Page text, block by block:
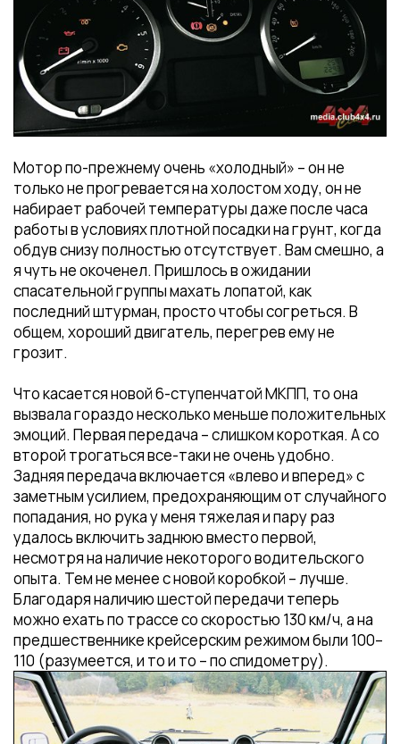
Мотор по-прежнему очень «холодный» – он не
только не прогревается на холостом ходу, он не
набирает рабочей температуры даже после часа
работы в условиях плотной посадки на грунт, когда
обдув снизу полностью отсутствует. Вам смешно, а
я чуть не окоченел. Пришлось в ожидании
спасательной группы махать лопатой, как
последний штурман, просто чтобы согреться. В
общем, хороший двигатель, перегрев ему не
грозит.
Что касается новой 6-ступенчатой МКПП, то она
вызвала гораздо несколько меньше положительных
эмоций. Первая передача – слишком короткая. А со
второй трогаться все-таки не очень удобно.
Задняя передача включается «влево и вперед» с
заметным усилием, предохраняющим от случайного
попадания, но рука у меня тяжелая и пару раз
удалось включить заднюю вместо первой,
несмотря на наличие некоторого водительского
опыта. Тем не менее с новой коробкой – лучше.
Благодаря наличию шестой передачи теперь
можно ехать по трассе со скоростью 130 км/ч, а на
предшественнике крейсерским режимом были 100–
110 (разумеется, и то и то – по спидометру).